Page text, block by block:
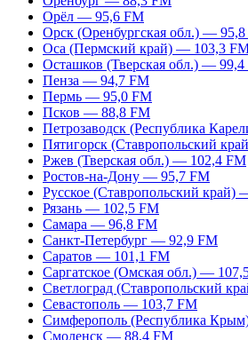
Орёл — 95,6 FM
Орск (Оренбургская обл.) —
Оса (Пермский край) — 103,3
Осташков (Тверская обл.) —
Пенза — 94,7 FM
Пермь — 95,0 FM
Псков — 88,8 FM
Петрозаводск (Республика
Пятигорск (Ставропольский
Ржев (Тверская обл.) — 102,4 FM
Ростов-на-Дону — 95,7 FM
Русское (Ставропольский край)
Рязань — 102,5 FM
Самара — 96,8 FM
Санкт-Петербург — 92,9 FM
Саратов — 101,1 FM
Саргатское (Омская обл.) —
Светлоград (Ставропольский
Севастополь — 103,7 FM
Симферополь (Республика
Смоленск — 88,4 FM